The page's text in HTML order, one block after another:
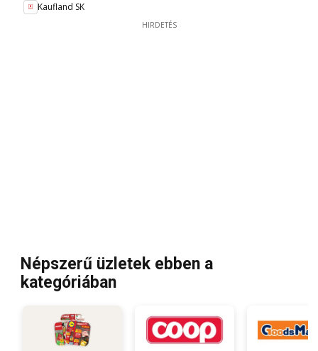
Kaufland SK
HIRDETÉS
Népszerű üzletek ebben a
kategóriában